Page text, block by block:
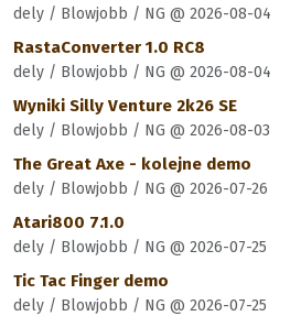
dely / Blowjobb / NG @ 2026-08-04
RastaConverter 1.0 RC8
dely / Blowjobb / NG @ 2026-08-04
Wyniki Silly Venture 2k26 SE
dely / Blowjobb / NG @ 2026-08-03
The Great Axe - kolejne demo
dely / Blowjobb / NG @ 2026-07-26
Atari800 7.1.0
dely / Blowjobb / NG @ 2026-07-25
Tic Tac Finger demo
dely / Blowjobb / NG @ 2026-07-25